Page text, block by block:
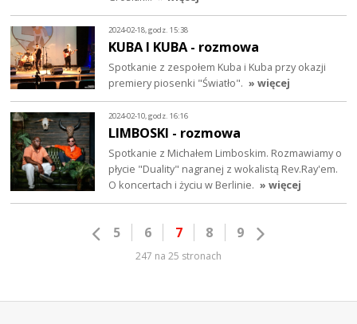
2024-02-18, godz. 15:38
KUBA I KUBA - rozmowa
Spotkanie z zespołem Kuba i Kuba przy okazji
premiery piosenki "Światło". » więcej
2024-02-10, godz. 16:16
LIMBOSKI - rozmowa
Spotkanie z Michałem Limboskim. Rozmawiamy o
płycie "Duality" nagranej z wokalistą Rev.Ray'em.
O koncertach i życiu w Berlinie. » więcej
5 6 7 8 9
247 na 25 stronach